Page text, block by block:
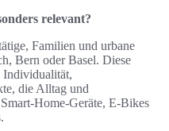
relevant?
Familien und urbane
Bern oder Basel. Diese
Individualität,
die Alltag und
Home-Geräte, E‑Bikes